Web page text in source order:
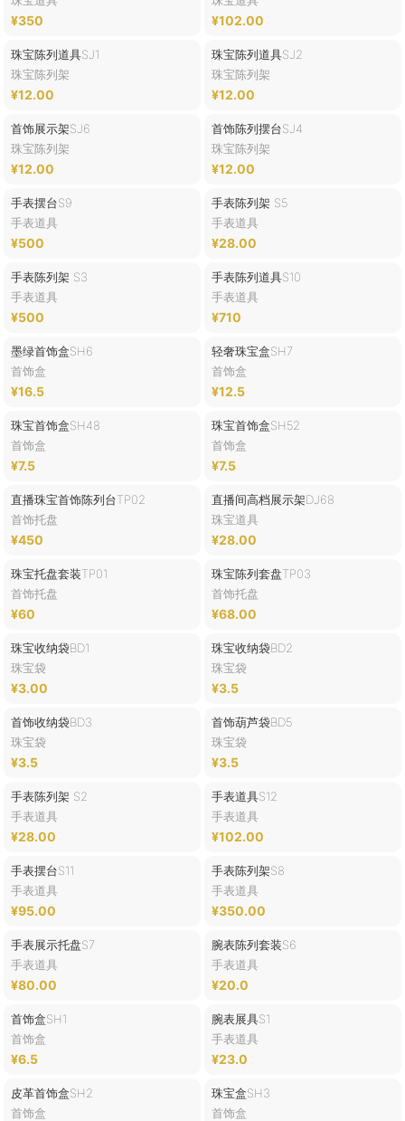
¥350 ¥102.00
珠宝陈列道具SJ1
珠宝陈列架
¥12.00
珠宝陈列道具SJ2
珠宝陈列架
¥12.00
首饰展示架SJ6
珠宝陈列架
¥12.00
首饰陈列摆台SJ4
珠宝陈列架
¥12.00
手表摆台S9
手表道具
¥500
手表陈列架 S5
手表道具
¥28.00
手表陈列架 S3
手表道具
¥500
手表陈列道具S10
手表道具
¥710
墨绿首饰盒SH6
首饰盒
¥16.5
轻奢珠宝盒SH7
首饰盒
¥12.5
珠宝首饰盒SH48
首饰盒
¥7.5
珠宝首饰盒SH52
首饰盒
¥7.5
直播珠宝首饰陈列台TP02
首饰托盘
¥450
直播间高档展示架DJ68
珠宝道具
¥28.00
珠宝托盘套装TP01
首饰托盘
¥60
珠宝陈列套盘TP03
首饰托盘
¥68.00
珠宝收纳袋BD1
珠宝袋
¥3.00
珠宝收纳袋BD2
珠宝袋
¥3.5
首饰收纳袋BD3
珠宝袋
¥3.5
首饰葫芦袋BD5
珠宝袋
¥3.5
手表陈列架 S2
手表道具
¥28.00
手表道具S12
手表道具
¥102.00
手表摆台S11
手表道具
¥95.00
手表陈列架S8
手表道具
¥350.00
手表展示托盘S7
手表道具
¥80.00
腕表陈列套装S6
手表道具
¥20.0
首饰盒SH1
首饰盒
¥6.5
腕表展具S1
手表道具
¥23.0
皮革首饰盒SH2
首饰盒
珠宝盒SH3
首饰盒